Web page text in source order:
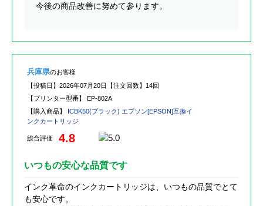
今後の商品改善に努めて参ります。
兵庫県のお客様
【投稿日】 2026年07月20日 【注文回数】 14回
【プリンター型番】 EP-802A
【購入商品】 ICBK50(ブラック) エプソン[EPSON]互換イ
ンクカートリッジ
総合評価 4.8
いつもの安心な品質です
インク革命のインクカートリッジは、いつもの品質でとて
も安心です。